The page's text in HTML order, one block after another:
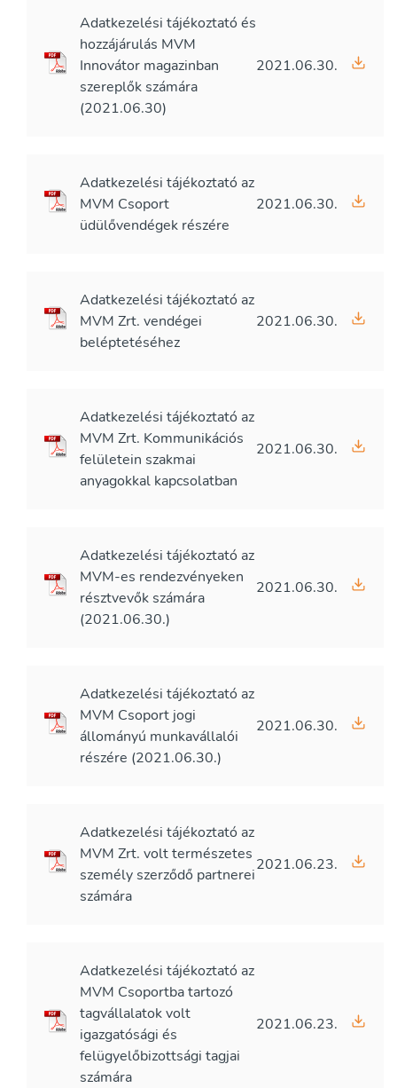
Adatkezelési tájékoztató és
hozzájárulás MVM
Innovátor magazinban
szereplők számára
(2021.06.30)
2021.06.30.
Adatkezelési tájékoztató az
MVM Csoport
üdülővendégek részére
2021.06.30.
Adatkezelési tájékoztató az
MVM Zrt. vendégei
beléptetéséhez
2021.06.30.
Adatkezelési tájékoztató az
MVM Zrt. Kommunikációs
felületein szakmai
anyagokkal kapcsolatban
2021.06.30.
Adatkezelési tájékoztató az
MVM-es rendezvényeken
résztvevők számára
(2021.06.30.)
2021.06.30.
Adatkezelési tájékoztató az
MVM Csoport jogi
állományú munkavállalói
részére (2021.06.30.)
2021.06.30.
Adatkezelési tájékoztató az
MVM Zrt. volt természetes
személy szerződő partnerei
számára
2021.06.23.
Adatkezelési tájékoztató az
MVM Csoportba tartozó
tagvállalatok volt
igazgatósági és
felügyelőbizottsági tagjai
számára
2021.06.23.